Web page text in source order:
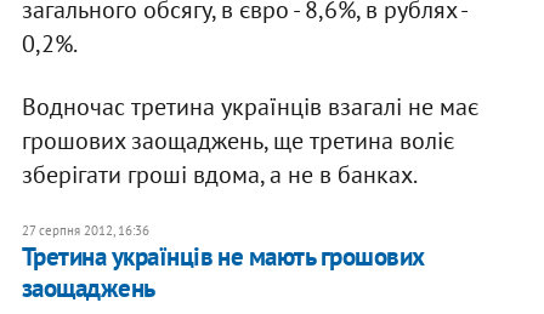
загального обсягу, в євро - 8,6%, в рублях -
0,2%.
Водночас третина українців взагалі не має
грошових заощаджень, ще третина воліє
зберігати гроші вдома, а не в банках.
27 серпня 2012, 16:36
Третина українців не мають грошових
заощаджень